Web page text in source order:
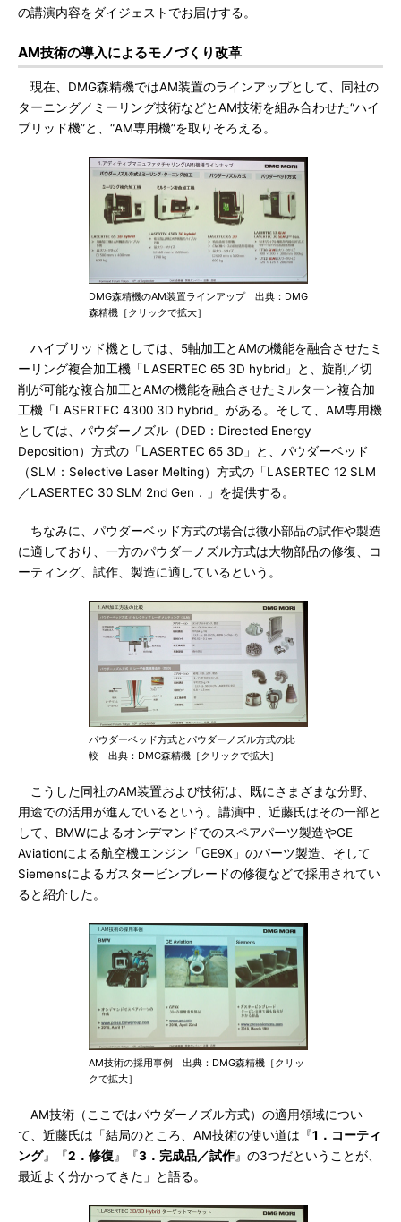
の講演内容をダイジェストでお届けする。
AM技術の導入によるモノづくり改革
現在、DMG森精機ではAM装置のラインアップとして、同社の
ターニング／ミーリング技術などとAM技術を組み合わせた“ハイ
ブリッド機”と、“AM専用機”を取りそろえる。
DMG森精機のAM装置ラインアップ 出典：DMG
森精機［クリックで拡大］
ハイブリッド機としては、5軸加工とAMの機能を融合させたミ
ーリング複合加工機「LASERTEC 65 3D hybrid」と、旋削／切
削が可能な複合加工とAMの機能を融合させたミルターン複合加
工機「LASERTEC 4300 3D hybrid」がある。そして、AM専用機
としては、パウダーノズル（DED：Directed Energy
Deposition）方式の「LASERTEC 65 3D」と、パウダーベッド
（SLM：Selective Laser Melting）方式の「LASERTEC 12 SLM
／LASERTEC 30 SLM 2nd Gen．」を提供する。
ちなみに、パウダーベッド方式の場合は微小部品の試作や製造
に適しており、一方のパウダーノズル方式は大物部品の修復、コ
ーティング、試作、製造に適しているという。
パウダーベッド方式とパウダーノズル方式の比
較 出典：DMG森精機［クリックで拡大］
こうした同社のAM装置および技術は、既にさまざまな分野、
用途での活用が進んでいるという。講演中、近藤氏はその一部と
して、BMWによるオンデマンドでのスペアパーツ製造やGE
Aviationによる航空機エンジン「GE9X」のパーツ製造、そして
Siemensによるガスタービンブレードの修復などで採用されてい
ると紹介した。
AM技術の採用事例 出典：DMG森精機［クリッ
クで拡大］
AM技術（ここではパウダーノズル方式）の適用領域につい
て、近藤氏は「結局のところ、AM技術の使い道は『1．コーティ
ング』『2．修復 』『3．完成品／試作』の3つだということが、
最近よく分かってきた」と語る。